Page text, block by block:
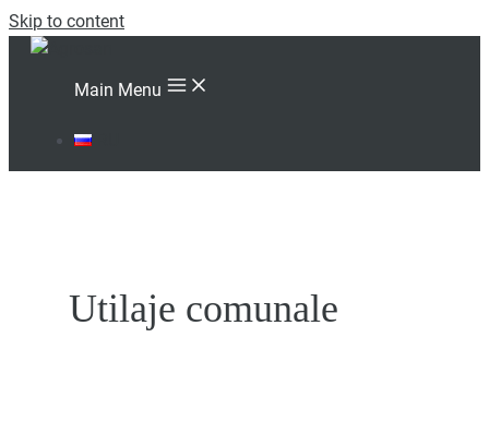
Skip to content
Main Menu
Utilaje comunale